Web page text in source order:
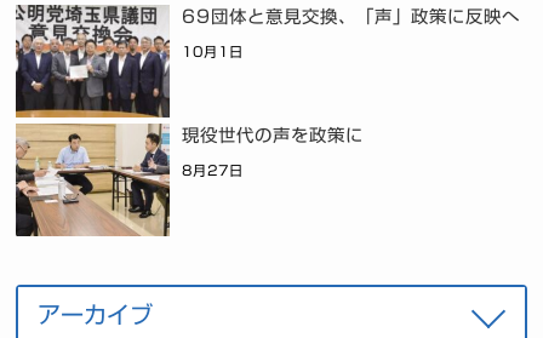
69団体と意見交換、「声」政策に反映へ
10月1日
現役世代の声を政策に
8月27日